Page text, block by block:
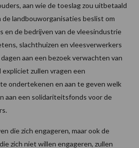
aan wie de toeslag zou uitbetaald
de landbouworganisaties beslist om
en de bedrijven van de vleesindustrie
slachthuizen en vleesverwerkers
aan een bezoek verwachten van
zullen vragen een
ondertekenen en aan te geven welk
aan een solidariteitsfonds voor de
die zich engageren, maar ook de
zich niet willen engageren, zullen